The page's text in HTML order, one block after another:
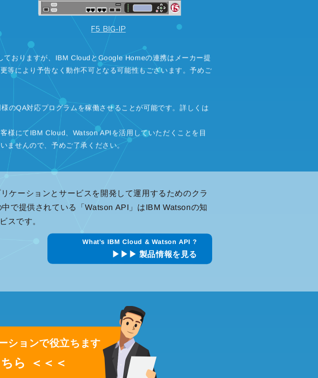
おりますが、IBM CloudとGoogle Homeの連携はメーカー提
等により予告なく動作不可となる可能性もございます。予めご
のQA対応プログラムを稼働させることが可能です。詳しくは
様にてIBM Cloud、Watson APIを活用していただくことを目
ませんので、予めご了承ください。
ケーションとサービスを開発して運⽤するためのクラ
で提供されている「Watson API」はIBM Watsonの知
スです。
What's IBM Cloud & Watson API ?
▶︎▶︎▶︎ 製品情報を見る
ションで役立ちます
ら ＜＜＜